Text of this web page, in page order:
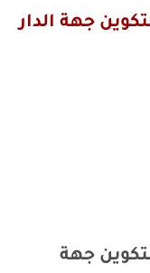
جهة الدار
جهة